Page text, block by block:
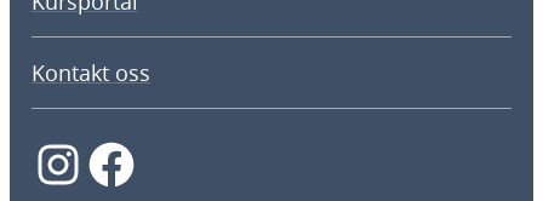
Kontakt oss
InstagramFacebook